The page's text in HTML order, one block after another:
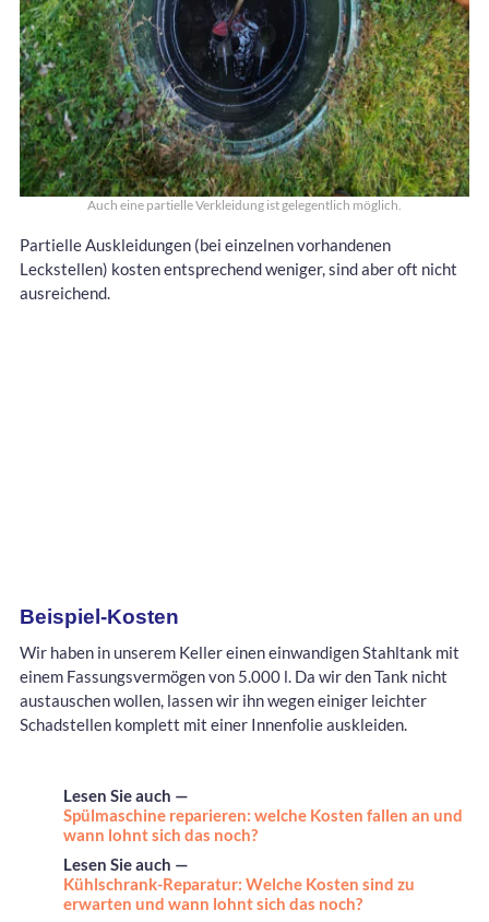
Auch eine partielle Verkleidung ist gelegentlich möglich.
Partielle Auskleidungen (bei einzelnen vorhandenen
Leckstellen) kosten entsprechend weniger, sind aber oft nicht
ausreichend.
Beispiel-Kosten
Wir haben in unserem Keller einen einwandigen Stahltank mit
einem Fassungsvermögen von 5.000 l. Da wir den Tank nicht
austauschen wollen, lassen wir ihn wegen einiger leichter
Schadstellen komplett mit einer Innenfolie auskleiden.
Lesen Sie auch —
Spülmaschine reparieren: welche Kosten fallen an und
wann lohnt sich das noch?
Lesen Sie auch —
Kühlschrank-Reparatur: Welche Kosten sind zu
erwarten und wann lohnt sich das noch?